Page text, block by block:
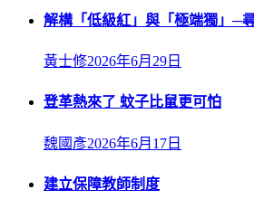
解構「低級紅」與「極端獨」─
黃士修2026年6月29日
登革熱來了 蚊子比鼠更可怕
魏國彥2026年6月17日
建立保障教師制度